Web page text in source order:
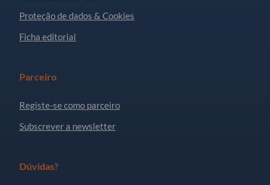
Proteção de dados & Cookies
Ficha editorial
Parceiro
Registe-se como parceiro
Subscrever a newsletter
Dúvidas?